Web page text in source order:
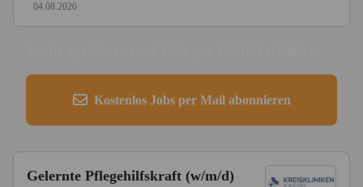
04.08.2026
Kostenlos Jobs per Mail abonnieren
Gelernte Pflegehilfskraft (w/m/d)